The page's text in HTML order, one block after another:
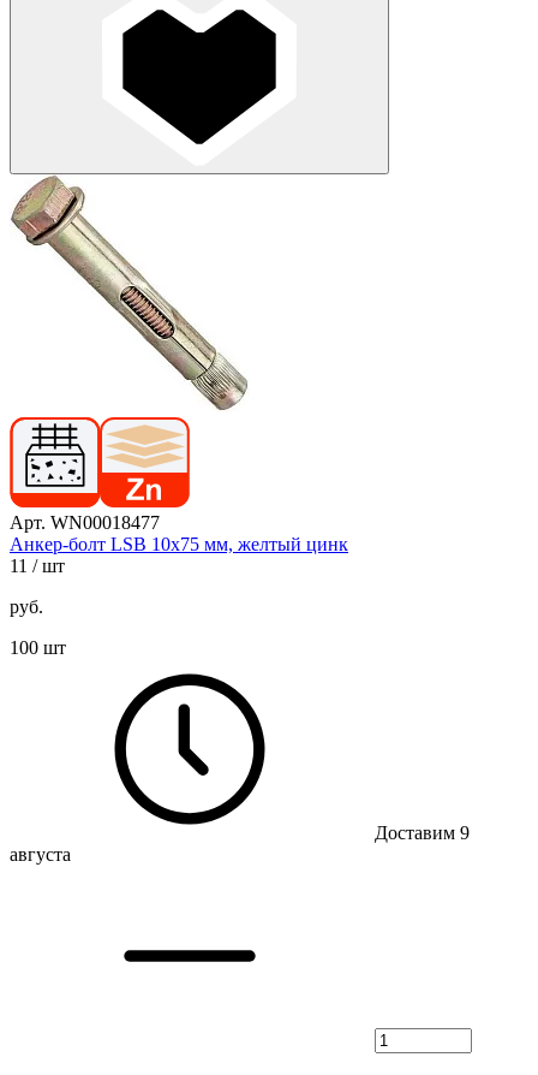
Арт. WN00018477
Анкер-болт LSB 10х75 мм, желтый цинк
11 / шт
руб.
100 шт
Доставим 9
августа